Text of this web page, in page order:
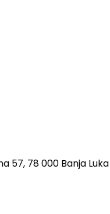
57, 78 000 Banja Luka